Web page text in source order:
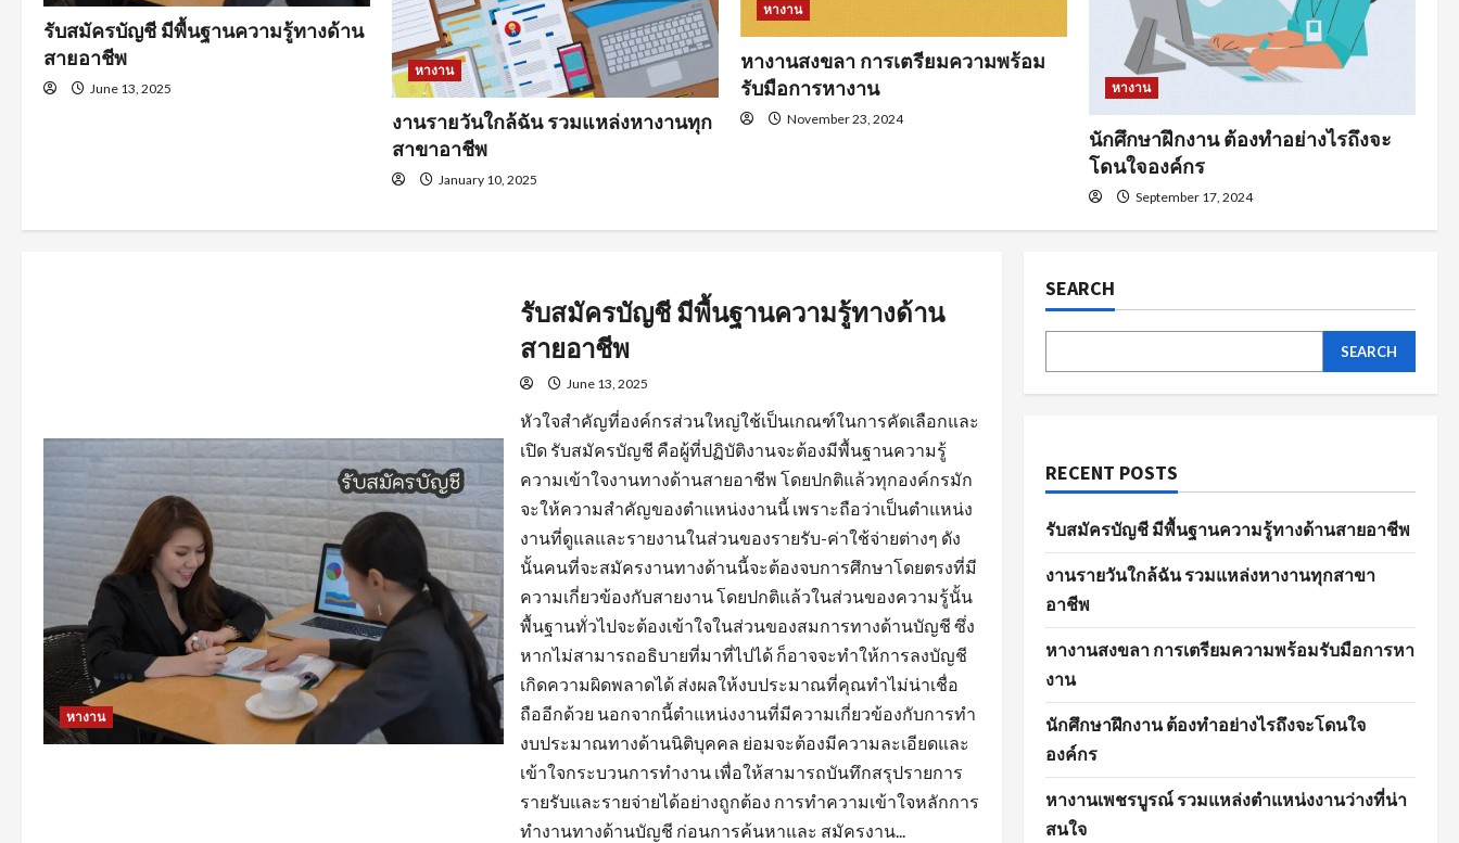
รับสมัครบัญชี มีพื้นฐานความรู้ทางด้าน
สายอาชีพ
June 13, 2025
หางาน
งานรายวันใกล้ฉัน รวมแหล่งหางานทุก
สาขาอาชีพ
January 10, 2025
หางาน
หางานสงขลา การเตรียมความพร้อม
รับมือการหางาน
November 23, 2024
หางาน
นักศึกษาฝึกงาน ต้องทำอย่างไรถึงจะ
โดนใจองค์กร
September 17, 2024
หางาน
รับสมัครบัญชี มีพื้นฐานความรู้ทางด้าน
สายอาชีพ
June 13, 2025
หัวใจสำคัญที่องค์กรส่วนใหญ่ใช้เป็นเกณฑ์ในการคัดเลือกและ
เปิด รับสมัครบัญชี คือผู้ที่ปฏิบัติงานจะต้องมีพื้นฐานความรู้
ความเข้าใจงานทางด้านสายอาชีพ โดยปกติแล้วทุกองค์กรมัก
จะให้ความสำคัญของตำแหน่งงานนี้ เพราะถือว่าเป็นตำแหน่ง
งานที่ดูแลและรายงานในส่วนของรายรับ-ค่าใช้จ่ายต่างๆ ดัง
นั้นคนที่จะสมัครงานทางด้านนี้จะต้องจบการศึกษาโดยตรงที่มี
ความเกี่ยวข้องกับสายงาน โดยปกติแล้วในส่วนของความรู้นั้น
พื้นฐานทั่วไปจะต้องเข้าใจในส่วนของสมการทางด้านบัญชี ซึ่ง
หากไม่สามารถอธิบายที่มาที่ไปได้ ก็อาจจะทำให้การลงบัญชี
เกิดความผิดพลาดได้ ส่งผลให้งบประมาณที่คุณทำไม่น่าเชื่อ
ถืออีกด้วย นอกจากนี้ตำแหน่งงานที่มีความเกี่ยวข้องกับการทำ
งบประมาณทางด้านนิติบุคคล ย่อมจะต้องมีความละเอียดและ
เข้าใจกระบวนการทำงาน เพื่อให้สามารถบันทึกสรุปรายการ
รายรับและรายจ่ายได้อย่างถูกต้อง การทำความเข้าใจหลักการ
ทำงานทางด้านบัญชี ก่อนการค้นหาและ สมัครงาน...
SEARCH
SEARCH
RECENT POSTS
รับสมัครบัญชี มีพื้นฐานความรู้ทางด้านสายอาชีพ
งานรายวันใกล้ฉัน รวมแหล่งหางานทุกสาขา
อาชีพ
หางานสงขลา การเตรียมความพร้อมรับมือการหา
งาน
นักศึกษาฝึกงาน ต้องทำอย่างไรถึงจะโดนใจ
องค์กร
หางานเพชรบูรณ์ รวมแหล่งตำแหน่งงานว่างที่น่า
สนใจ